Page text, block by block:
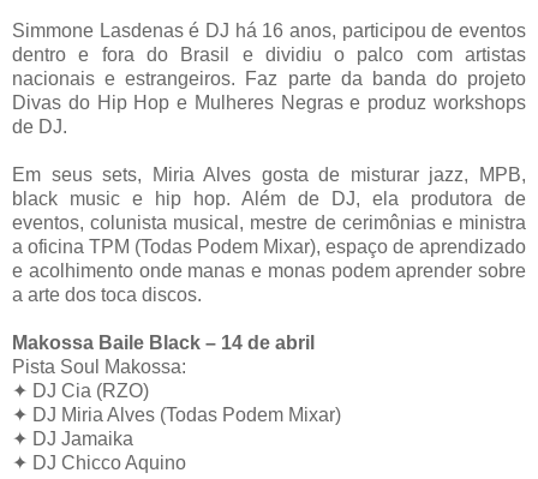
Simmone Lasdenas é DJ há 16 anos, participou de eventos
dentro e fora do Brasil e dividiu o palco com artistas
nacionais e estrangeiros. Faz parte da banda do projeto
Divas do Hip Hop e Mulheres Negras e produz workshops
de DJ.
Em seus sets, Miria Alves gosta de misturar jazz, MPB,
black music e hip hop. Além de DJ, ela produtora de
eventos, colunista musical, mestre de cerimônias e ministra
a oficina TPM (Todas Podem Mixar), espaço de aprendizado
e acolhimento onde manas e monas podem aprender sobre
a arte dos toca discos.
Makossa Baile Black – 14 de abril
Pista Soul Makossa:
✦ DJ Cia (RZO)
✦ DJ Miria Alves (Todas Podem Mixar)
✦ DJ Jamaika
✦ DJ Chicco Aquino